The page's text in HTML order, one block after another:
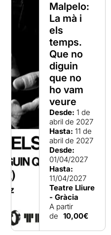
Malpelo:
La mà i
els
temps.
Que no
diguin
que no
ho vam
veure
Desde: 1 de
abril de 2027
Hasta: 11 de
abril de 2027
Desde:
01/04/2027
Hasta:
11/04/2027
Teatre Lliure
- Gràcia
A partir
de 10,00€